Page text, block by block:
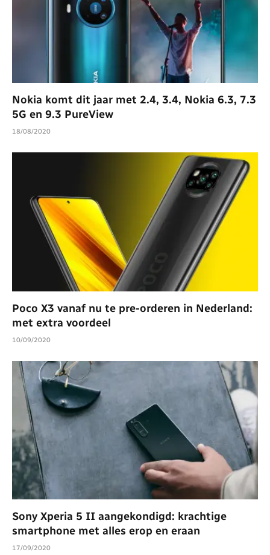
Nokia komt dit jaar met 2.4, 3.4, Nokia 6.3, 7.3
5G en 9.3 PureView
18/08/2020
Poco X3 vanaf nu te pre-orderen in Nederland:
met extra voordeel
10/09/2020
Sony Xperia 5 II aangekondigd: krachtige
smartphone met alles erop en eraan
17/09/2020